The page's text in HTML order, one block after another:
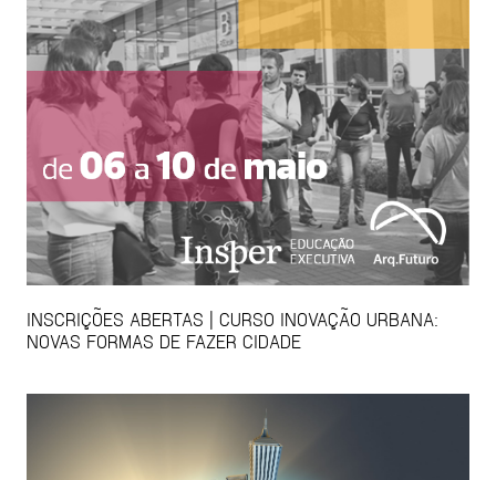
INSCRIÇÕES ABERTAS | CURSO INOVAÇÃO URBANA:
NOVAS FORMAS DE FAZER CIDADE